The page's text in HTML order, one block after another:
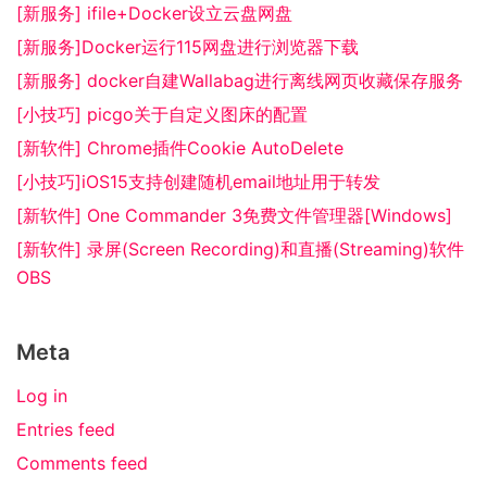
[新服务] ifile+Docker设立云盘网盘
[新服务]Docker运行115网盘进行浏览器下载
[新服务] docker自建Wallabag进行离线网页收藏保存服务
[小技巧] picgo关于自定义图床的配置
[新软件] Chrome插件Cookie AutoDelete
[小技巧]iOS15支持创建随机email地址用于转发
[新软件] One Commander 3免费文件管理器[Windows]
[新软件] 录屏(Screen Recording)和直播(Streaming)软件
OBS
Meta
Log in
Entries feed
Comments feed